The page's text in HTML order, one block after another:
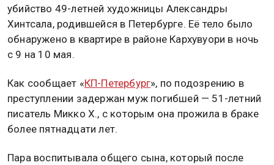
убийство 49-летней художницы Александры
Хинтсала, родившейся в Петербурге. Её тело было
обнаружено в квартире в районе Кархувуори в ночь
с 9 на 10 мая.
Как сообщает «КП-Петербург», по подозрению в
преступлении задержан муж погибшей — 51-летний
писатель Микко Х., с которым она прожила в браке
более пятнадцати лет.
Пара воспитывала общего сына, который после